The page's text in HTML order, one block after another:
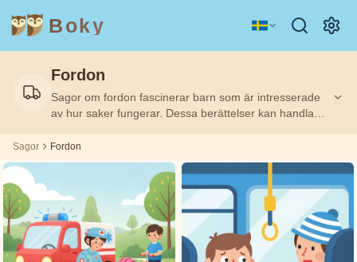
Boky
Kategori
KARAKTÄRER
Teknologi
Djur
Magi
Rymd
Sport
Fordon
Prinsessor
Fakta
Författare
Andrew
Lang
Asbjørnsen
och Moe
Fordon
Sagor om fordon fascinerar barn som är intresserade
av hur saker fungerar. Dessa berättelser kan handla
väcker nyfikenhet för transport. Perfekt för små
fordonsentusiaster.
Sagor Fordon